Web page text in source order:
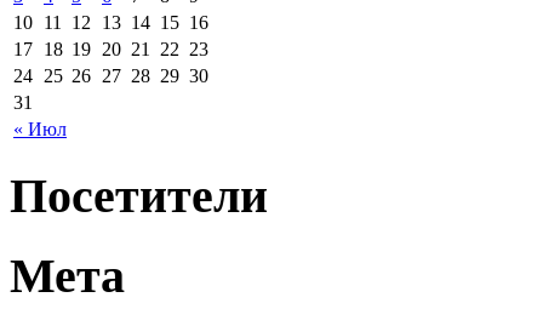
« Июл
10 11 12 13 14 15 16
17 18 19 20 21 22 23
24 25 26 27 28 29 30
31
Посетители
Мета